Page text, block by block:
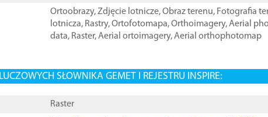
Ortoobrazy,Zdjęcie lotnicze,Obraz terenu, Fotografia
lotnicza, Rastry,Ortofotomapa,Orthoimagery,Aerial
data, Raster,Aerial ortoimagery,Aerial orthophotomap
SŁOWNIKA GEMET I REJESTRU INSPIRE:
Raster